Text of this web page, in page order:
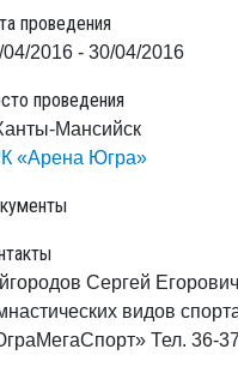
проведения
04/2016 - 30/04/2016
проведения
Мансийск
«Арена Югра»
Сергей
видов
Тел. 36-